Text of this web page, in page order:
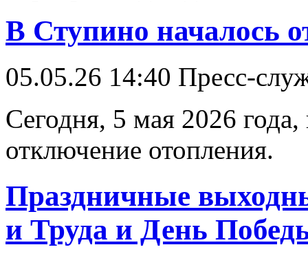
В Ступино началось
05.05.26 14:40 Пресс-
Сегодня, 5 мая 2026
отключение отопления.
Праздничные
и Труда и День